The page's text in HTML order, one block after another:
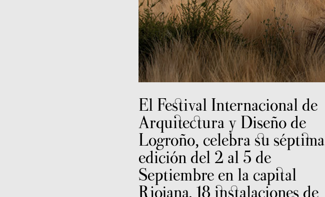
El Festival Internacional de
Arquitectura y Diseño de
Logroño, celebra su séptima
edición del 2 al 5 de
Septiembre en la capital
Riojana. 18 instalaciones de